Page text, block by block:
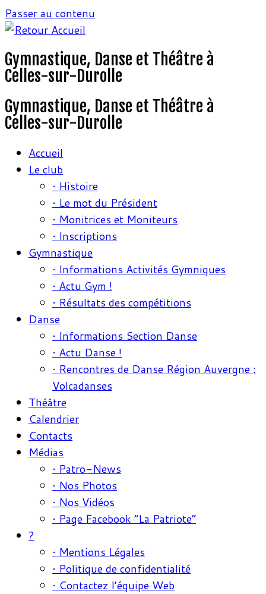
Passer au contenu
Gymnastique, Danse et Théâtre à
Celles-sur-Durolle
Gymnastique, Danse et Théâtre à
Celles-sur-Durolle
Accueil
Le club
• Histoire
• Le mot du Président
• Monitrices et Moniteurs
• Inscriptions
Gymnastique
• Informations Activités Gymniques
• Actu Gym !
• Résultats des compétitions
Danse
• Informations Section Danse
• Actu Danse !
• Rencontres de Danse Région Auvergne :
Volcadanses
Théâtre
Calendrier
Contacts
Médias
• Patro-News
• Nos Photos
• Nos Vidéos
• Page Facebook “La Patriote”
?
• Mentions Légales
• Politique de confidentialité
• Contactez l’équipe Web